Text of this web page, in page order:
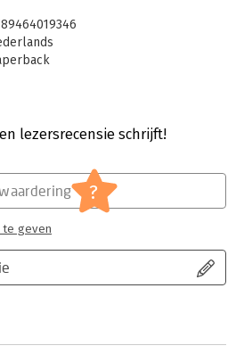
12-2023
lezersrecensie schrijft!
?
te geven